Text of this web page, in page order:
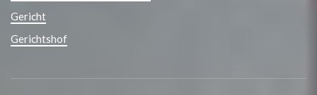
Gericht
Gerichtshof